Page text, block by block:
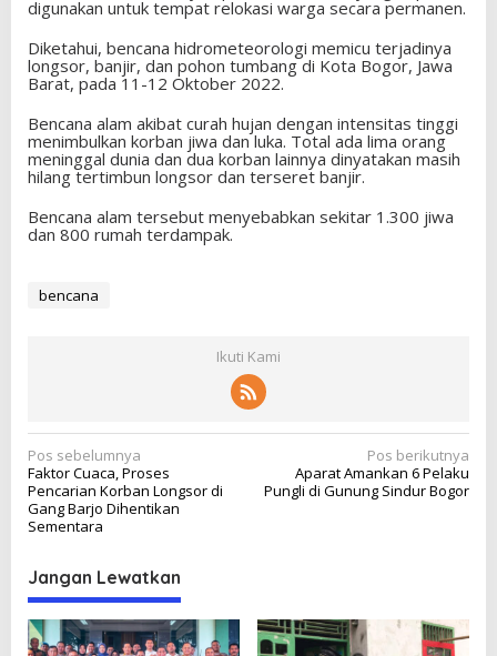
digunakan untuk tempat relokasi warga secara permanen.
Diketahui, bencana hidrometeorologi memicu terjadinya
longsor, banjir, dan pohon tumbang di Kota Bogor, Jawa
Barat, pada 11-12 Oktober 2022.
Bencana alam akibat curah hujan dengan intensitas tinggi
menimbulkan korban jiwa dan luka. Total ada lima orang
meninggal dunia dan dua korban lainnya dinyatakan masih
hilang tertimbun longsor dan terseret banjir.
Bencana alam tersebut menyebabkan sekitar 1.300 jiwa
dan 800 rumah terdampak.
bencana
Ikuti Kami
N
a
v
g
a
s
Pos sebelumnya
Faktor Cuaca, Proses
Pencarian Korban Longsor di
Gang Barjo Dihentikan
Sementara
Pos berikutnya
Aparat Amankan 6 Pelaku
Pungli di Gunung Sindur Bogor
Jangan Lewatkan